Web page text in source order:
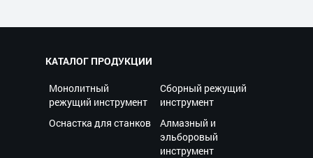
КАТАЛОГ ПРОДУКЦИИ
Монолитный
режущий инструмент
Сборный режущий
инструмент
Оснастка для станков
Алмазный и
эльборовый
инструмент